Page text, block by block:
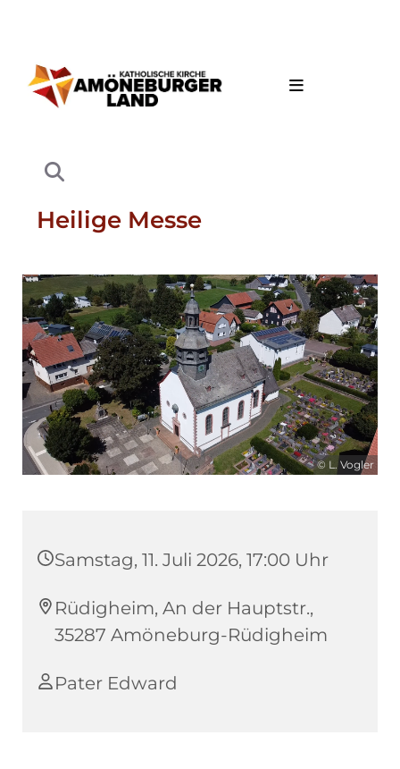
Heilige Messe
© L. Vogler
Samstag, 11. Juli 2026, 17:00 Uhr
Rüdigheim, An der Hauptstr.,
35287 Amöneburg-Rüdigheim
Pater Edward